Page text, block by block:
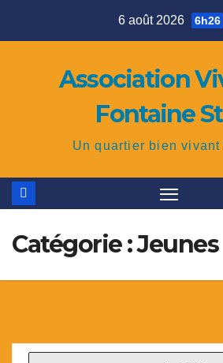
6 août 2026 6h26
Association
Fontaine
Un quartier bien vivant
Catégorie : Jeunes